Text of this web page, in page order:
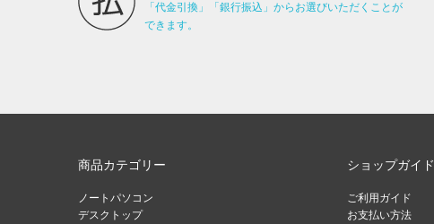
「代金引換」「銀行振込」からお選びいただくことが
できます。
商品カテゴリー
ノートパソコン
デスクトップ
ショップガイド
ご利用ガイド
お支払い方法